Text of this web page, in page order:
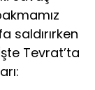
saldırırken
Tevrat’ta